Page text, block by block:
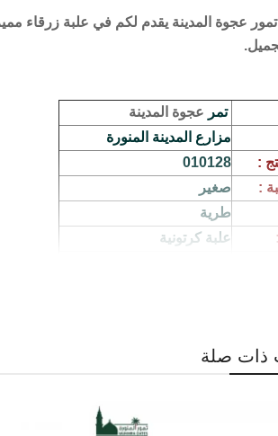
تمور عجوة المدينة
تمر عجوة المدينة
مزارع المدينة المنورة
:
010128
:
صغير
طرية
علبة كرتونية
ذات صلة